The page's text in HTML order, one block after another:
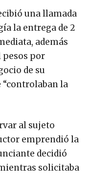
una llamada
la entrega de 2
además
pesos por
de su
la
al sujeto
emprendió la
decidió
solicitaba